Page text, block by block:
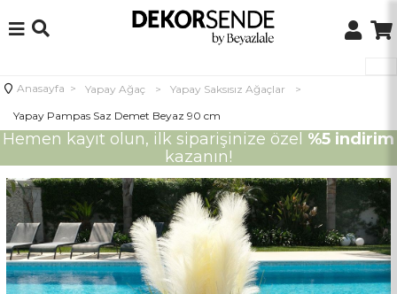
Anasayfa > Yapay Ağaç > Yapay Saksısız Ağaçlar
>
Yapay Pampas Saz Demet Beyaz 90 cm
Hemen kayıt olun, ilk siparişinize özel %5 indirim
kazanın!